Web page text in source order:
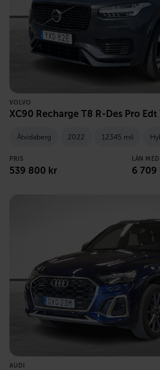
VOLVO
XC90 Recharge T8 R-Des Pro Edt
Åtvidaberg 2022 12345 mil
PRIS
539 800 kr
LÅN
6 709
AUDI